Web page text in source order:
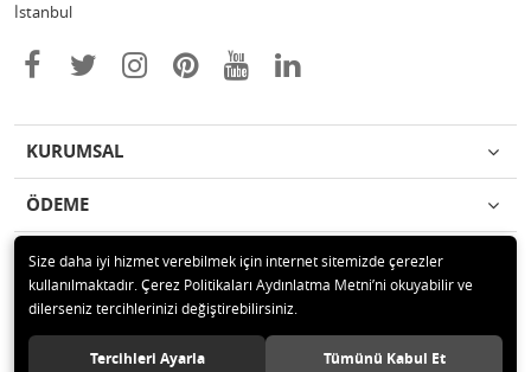
İstanbul
KURUMSAL
ÖDEME
İLETİŞİM
© 2020 Leylek Mağazacılık Hizmetleri Ltd. Şti. Tüm hakları saklıdır.
Size daha iyi hizmet verebilmek için internet sitemizde çerezler
kullanılmaktadır. Çerez Politikaları Aydınlatma Metni’ni okuyabilir ve
dilerseniz tercihlerinizi değiştirebilirsiniz.
Tercihleri Ayarla Tümünü Kabul Et